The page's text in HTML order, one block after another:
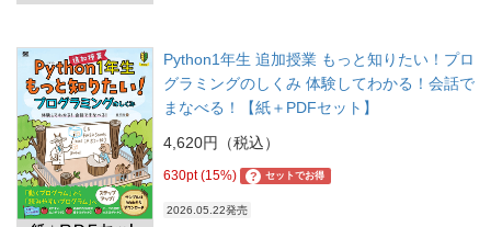
Python1年生 追加授業 もっと知りたい！プロ
グラミングのしくみ 体験してわかる！会話で
まなべる！【紙＋PDFセット】
4,620円（税込）
630pt (15%) ? セットでお得
2026.05.22発売